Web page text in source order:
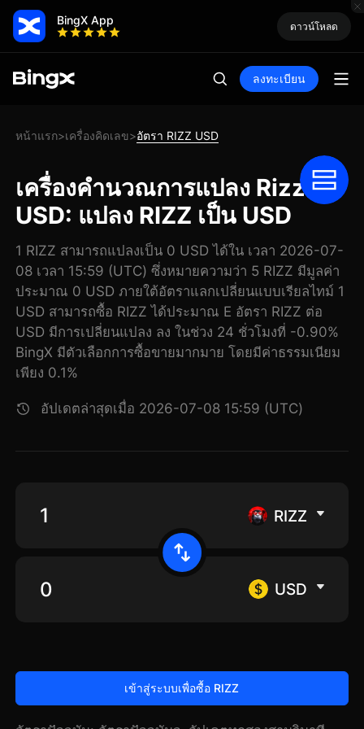
BingX App ดาวน์โหลด
ลงทะเบียน
หน้าแรก>เครื่องคิดเลข>อัตรา RIZZ USD
เครื่องคำนวณการแปลง Rizz
USD: แปลง RIZZ เป็น USD
1 RIZZ สามารถแปลงเป็น 0 USD ได้ใน เวลา 2026-07-
08 เวลา 15:59 (UTC) ซึ่งหมายความว่า 5 RIZZ มีมูลค่า
ประมาณ 0 USD ภายใต้อัตราแลกเปลี่ยนแบบเรียลไทม์ 1
USD สามารถซื้อ RIZZ ได้ประมาณ E อัตรา RIZZ ต่อ
USD มีการเปลี่ยนแปลง ลง ในช่วง 24 ชั่วโมงที่ -0.90%
BingX มีตัวเลือกการซื้อขายมากมาย โดยมีค่าธรรมเนียม
เพียง 0.1%
อัปเดตล่าสุดเมื่อ 2026-07-08 15:59 (UTC)
RIZZ
USD
เข้าสู่ระบบเพื่อซื้อ RIZZ